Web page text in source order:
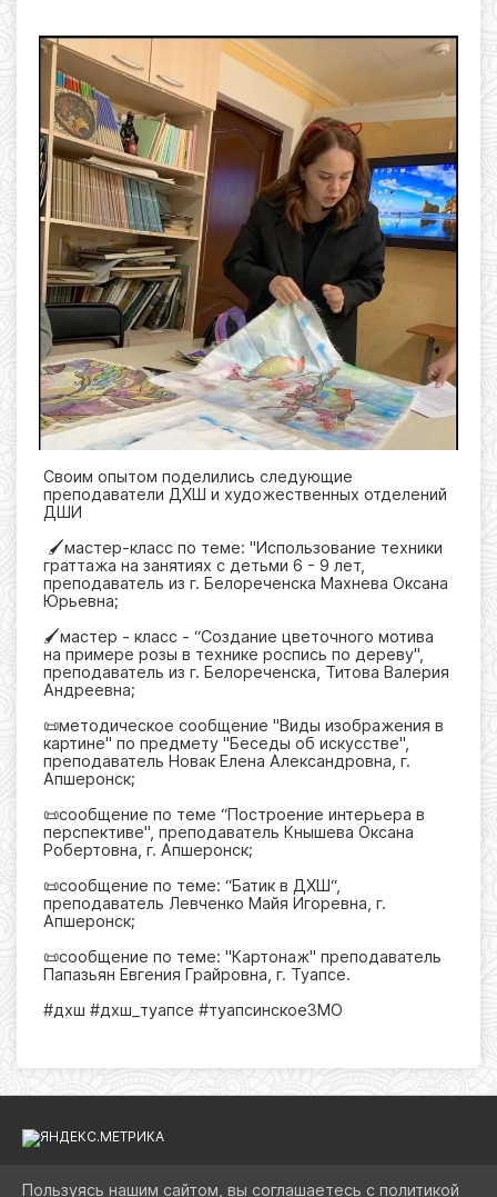
Своим опытом поделились следующие
преподаватели ДХШ и художественных отделений
ДШИ
🖌️мастер-класс по теме: "Использование техники
граттажа на занятиях с детьми 6 - 9 лет,
преподаватель из г. Белореченска Махнева Оксана
Юрьевна;
🖌️мастер - класс - “Создание цветочного мотива
на примере розы в технике роспись по дереву",
преподаватель из г. Белореченска, Титова Валерия
Андреевна;
📜методическое сообщение "Виды изображения в
картине" по предмету "Беседы об искусстве",
преподаватель Новак Елена Александровна, г.
Апшеронск;
📜сообщение по теме “Построение интерьера в
перспективе", преподаватель Кнышева Оксана
Робертовна, г. Апшеронск;
📜сообщение по теме: “Батик в ДХШ“,
преподаватель Левченко Майя Игоревна, г.
Апшеронск;
📜сообщение по теме: "Картонаж" преподаватель
Папазьян Евгения Грайровна, г. Туапсе.
#дхш #дхш_туапсе #туапсинскоеЗМО
Пользуясь нашим сайтом, вы соглашаетесь с политикой